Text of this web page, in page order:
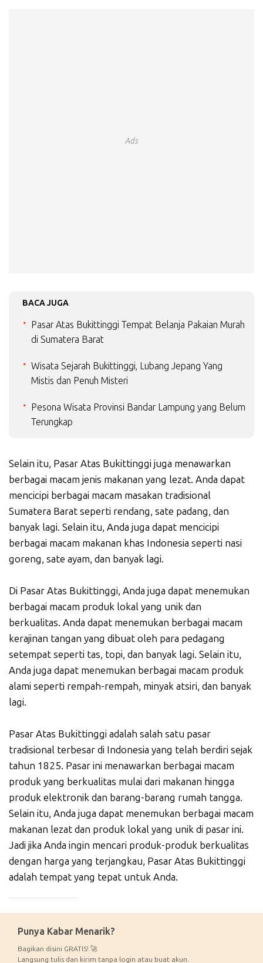
Ads
BACA JUGA
Pasar Atas Bukittinggi Tempat Belanja Pakaian Murah
di Sumatera Barat
Wisata Sejarah Bukittinggi, Lubang Jepang Yang
Mistis dan Penuh Misteri
Pesona Wisata Provinsi Bandar Lampung yang Belum
Terungkap
Selain itu, Pasar Atas Bukittinggi juga menawarkan
berbagai macam jenis makanan yang lezat. Anda dapat
mencicipi berbagai macam masakan tradisional
Sumatera Barat seperti rendang, sate padang, dan
banyak lagi. Selain itu, Anda juga dapat mencicipi
berbagai macam makanan khas Indonesia seperti nasi
goreng, sate ayam, dan banyak lagi.
Di Pasar Atas Bukittinggi, Anda juga dapat menemukan
berbagai macam produk lokal yang unik dan
berkualitas. Anda dapat menemukan berbagai macam
kerajinan tangan yang dibuat oleh para pedagang
setempat seperti tas, topi, dan banyak lagi. Selain itu,
Anda juga dapat menemukan berbagai macam produk
alami seperti rempah-rempah, minyak atsiri, dan banyak
lagi.
Pasar Atas Bukittinggi adalah salah satu pasar
tradisional terbesar di Indonesia yang telah berdiri sejak
tahun 1825. Pasar ini menawarkan berbagai macam
produk yang berkualitas mulai dari makanan hingga
produk elektronik dan barang-barang rumah tangga.
Selain itu, Anda juga dapat menemukan berbagai macam
makanan lezat dan produk lokal yang unik di pasar ini.
Jadi jika Anda ingin mencari produk-produk berkualitas
dengan harga yang terjangkau, Pasar Atas Bukittinggi
adalah tempat yang tepat untuk Anda.
Punya Kabar Menarik?
Bagikan disini GRATIS! 🚀
Langsung tulis dan kirim tanpa login atau buat akun.